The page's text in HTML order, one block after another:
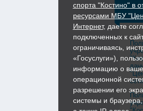
спорта "Костино" в
ресурсами МБУ
Интернет, даете
подключенных к
ограничиваясь,
«Госуслуги»),
информацию о
операционной
разрешении его
системы и